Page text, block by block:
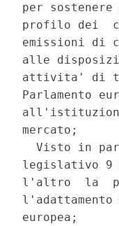
per
profilo dei
emissioni di
alle
attivita' di
Parlamento
mercato;
Visto in
legislativo 9
l'altro  la
europea;